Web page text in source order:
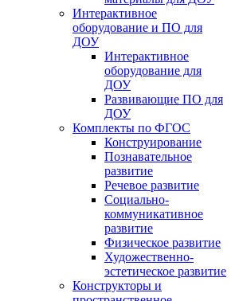
Интерактивное
оборудование и ПО для
ДОУ
Интерактивное
оборудование для
ДОУ
Развивающие ПО для
ДОУ
Комплекты по ФГОС
Конструирование
Познавательное
развитие
Речевое развитие
Социально-
коммуникативное
развитие
Физическое развитие
Художественно-
эстетическое развитие
Конструкторы и